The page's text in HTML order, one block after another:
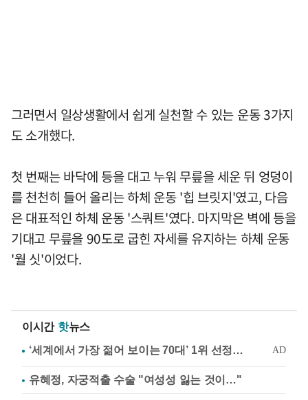
그러면서 일상생활에서 쉽게 실천할 수 있는 운동 3가지
도 소개했다.
첫 번째는 바닥에 등을 대고 누워 무릎을 세운 뒤 엉덩이
를 천천히 들어 올리는 하체 운동 '힙 브릿지'였고, 다음
은 대표적인 하체 운동 '스쿼트'였다. 마지막은 벽에 등을
기대고 무릎을 90도로 굽힌 자세를 유지하는 하체 운동
'월 싯'이었다.
이시간 핫뉴스
유혜정, 자궁적출 수술 "여성성 잃는 것이…"